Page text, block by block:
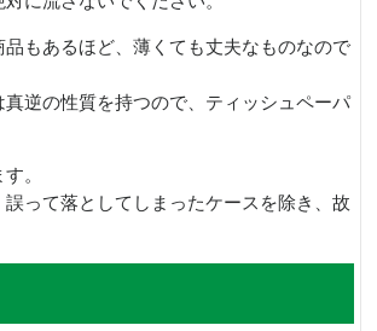
もあるほど、薄くても丈夫なものなので
逆の性質を持つので、ティッシュペーパ
。
って落としてしまったケースを除き、故